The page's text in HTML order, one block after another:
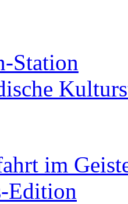
Station
im
Edition